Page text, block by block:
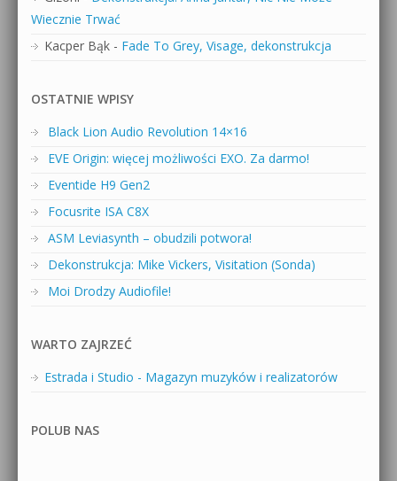
Wiecznie Trwać
Kacper Bąk - Fade To Grey, Visage, dekonstrukcja
OSTATNIE WPISY
Black Lion Audio Revolution 14×16
EVE Origin: więcej możliwości EXO. Za darmo!
Eventide H9 Gen2
Focusrite ISA C8X
ASM Leviasynth – obudzili potwora!
Dekonstrukcja: Mike Vickers, Visitation (Sonda)
Moi Drodzy Audiofile!
WARTO ZAJRZEĆ
Estrada i Studio - Magazyn muzyków i realizatorów
POLUB NAS